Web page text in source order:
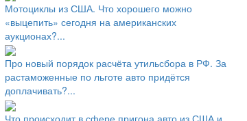
Мотоциклы из США. Что хорошего можно
«выцепить» сегодня на американских
аукционах?...
Про новый порядок расчёта утильсбора в РФ. За
растаможенные по льготе авто придётся
доплачивать?...
Что происходит в сфере пригона авто из США и